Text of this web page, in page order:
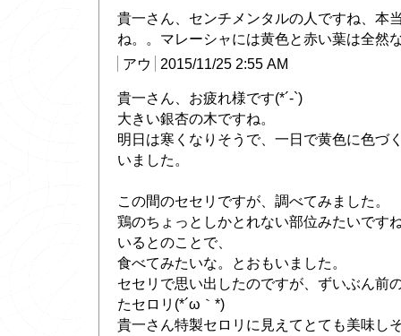
貴一さん、センチメンタルの人ですね、本
ね。。マレーシャには黄色と赤い葉は全然
アウ
2015/11/25 2:55 AM
貴一さん、お疲れ様です(*´-`)
大きい銀杏の木ですね。
明日は寒くなりそうで、一日で黄色に色づ
いました。
この間のセセリですが、調べてみました。
鶏のちょっとしかとれない部位みたいです
いるとのことで、
食べてみたいな。とおもいました。
セセリで思い出したのですが、ずいぶん前
たセロリ(*´ω｀*)
貴一さん特製セロリに見えてとても美味し